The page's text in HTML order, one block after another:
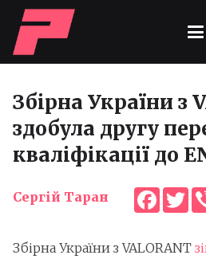
Збірна України з
здобула другу
кваліфікації до
Сергій Таран
Збірна України з VALORANT